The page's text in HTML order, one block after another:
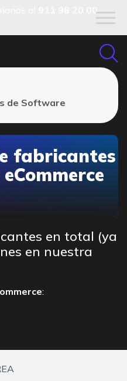
911 98 20 00
de Software
fabricantes
en total (ya
en nuestra
: